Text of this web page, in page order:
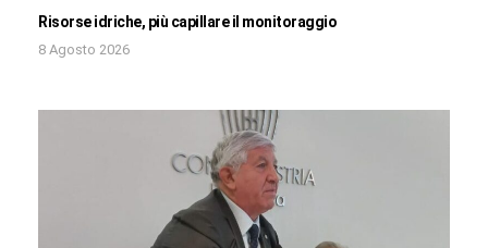
Risorse idriche, più capillare il monitoraggio
8 Agosto 2026